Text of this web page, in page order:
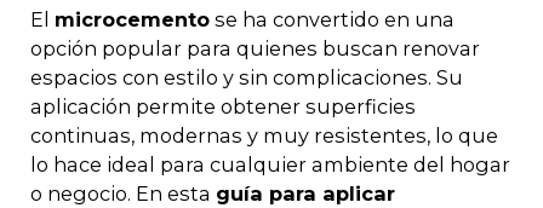
El microcemento se ha convertido en una
opción popular para quienes buscan renovar
espacios con estilo y sin complicaciones. Su
aplicación permite obtener superficies
continuas, modernas y muy resistentes, lo que
lo hace ideal para cualquier ambiente del hogar
o negocio. En esta guía para aplicar